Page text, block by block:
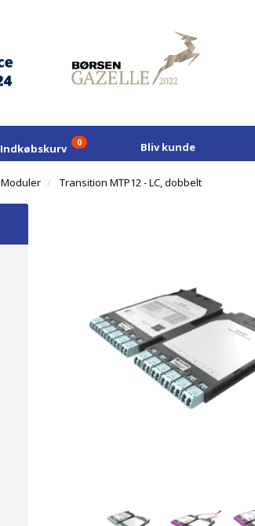
Indkøbskurv 0 Bliv kunde
Moduler Transition MTP12 - LC, dobbelt